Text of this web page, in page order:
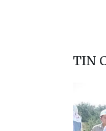
TIN